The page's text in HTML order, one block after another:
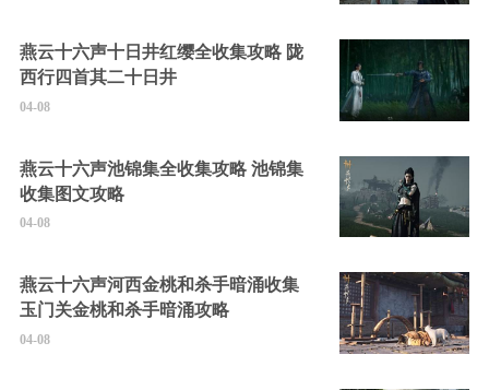
燕云十六声十日井红缨全收集攻略 陇
西行四首其二十日井
04-08
燕云十六声池锦集全收集攻略 池锦集
收集图文攻略
04-08
燕云十六声河西金桃和杀手暗涌收集
玉门关金桃和杀手暗涌攻略
04-08